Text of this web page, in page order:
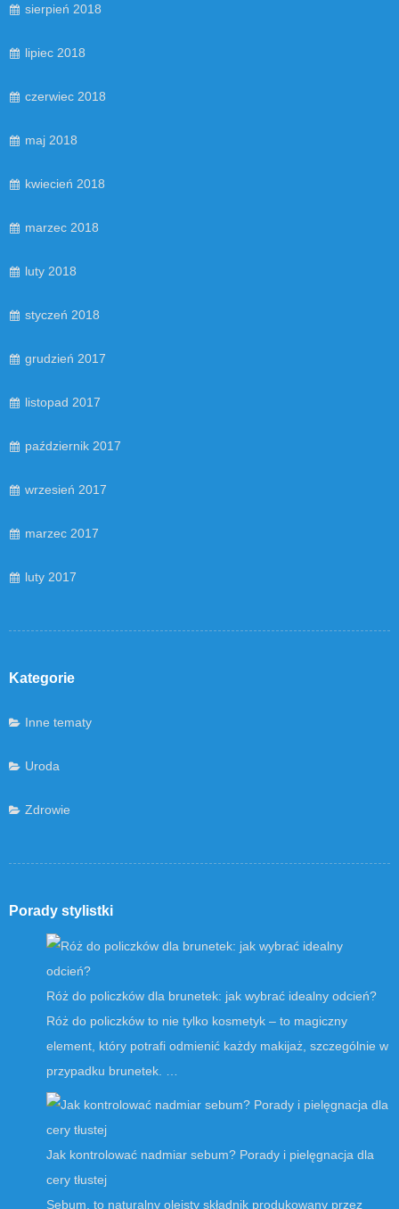
sierpień 2018
lipiec 2018
czerwiec 2018
maj 2018
kwiecień 2018
marzec 2018
luty 2018
styczeń 2018
grudzień 2017
listopad 2017
październik 2017
wrzesień 2017
marzec 2017
luty 2017
Kategorie
Inne tematy
Uroda
Zdrowie
Porady stylistki
Róż do policzków dla brunetek: jak wybrać idealny odcień?
Róż do policzków to nie tylko kosmetyk – to magiczny
element, który potrafi odmienić każdy makijaż, szczególnie w
przypadku brunetek. …
Jak kontrolować nadmiar sebum? Porady i pielęgnacja dla
cery tłustej
Sebum, to naturalny oleisty składnik produkowany przez